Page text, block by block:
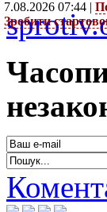
7.08.2026 07:44 |
Зробити